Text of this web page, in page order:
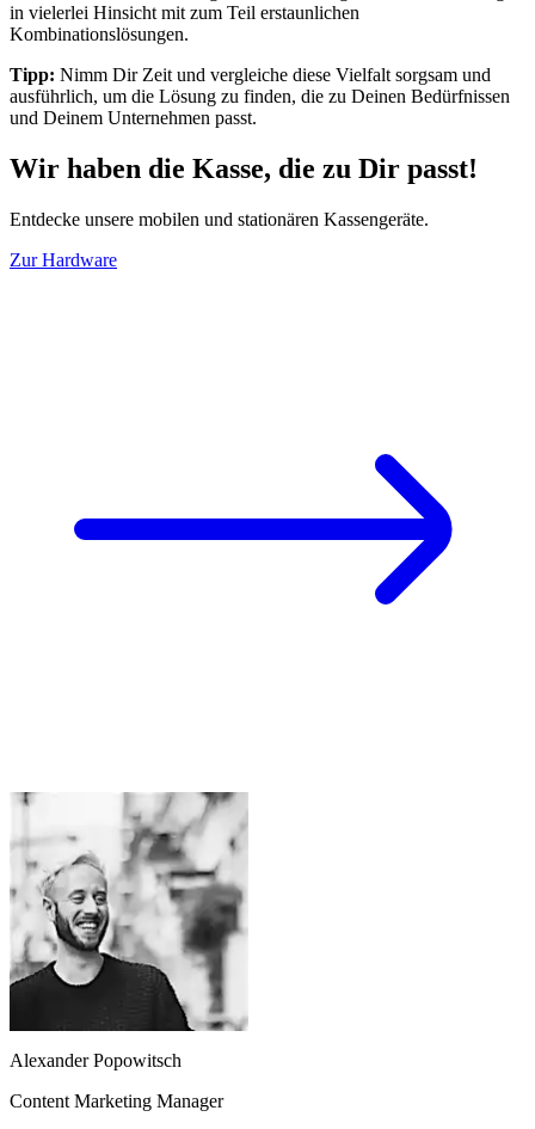
in vielerlei Hinsicht mit zum Teil erstaunlichen
Kombinationslösungen.
Tipp: Nimm Dir Zeit und vergleiche diese Vielfalt sorgsam und
ausführlich, um die Lösung zu finden, die zu Deinen Bedürfnissen
und Deinem Unternehmen passt.
Wir haben die Kasse, die zu Dir passt!
Entdecke unsere mobilen und stationären Kassengeräte.
Zur Hardware
Alexander Popowitsch
Content Marketing Manager